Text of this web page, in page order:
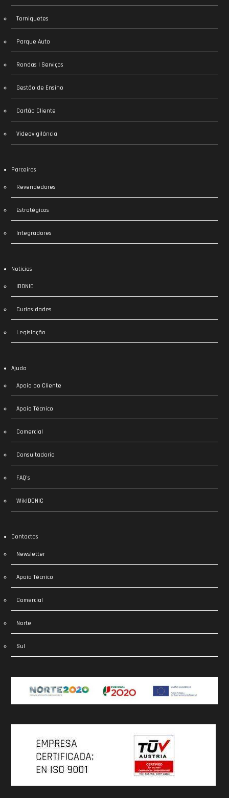
Torniquetes
Parque Auto
Rondas | Serviços
Gestão de Ensino
Cartão Cliente
Videovigilância
Parceiros
Revendedores
Estratégicos
Integradores
Notícias
IDONIC
Curiosidades
Legislação
Ajuda
Apoio ao Cliente
Apoio Técnico
Comercial
Consultadoria
FAQ’s
WikIDONIC
Contactos
Newsletter
Apoio Técnico
Comercial
Norte
Sul